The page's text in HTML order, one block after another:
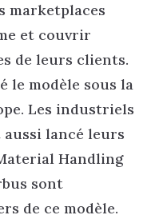
marketplaces
et couvrir
de leurs clients.
le modèle sous la
Les industriels
lancé leurs
Handling
sont
de ce modèle.